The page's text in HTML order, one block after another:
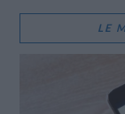
LE